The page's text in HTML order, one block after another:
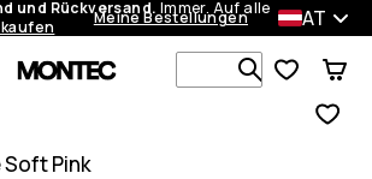
und Rückversand. Immer. Auf alle
Meine Bestellungen AT
Pink